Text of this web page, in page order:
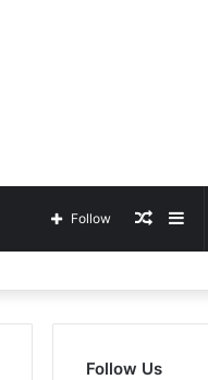
Follow
Follow Us